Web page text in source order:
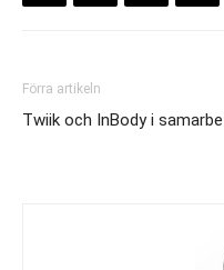
Förra artikeln
Twiik och InBody i